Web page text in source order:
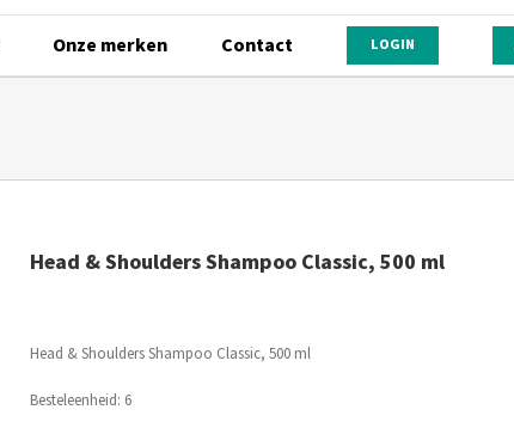
Onze merken Contact LOGIN
Head & Shoulders Shampoo Classic, 500 ml
Head & Shoulders Shampoo Classic, 500 ml
Besteleenheid: 6